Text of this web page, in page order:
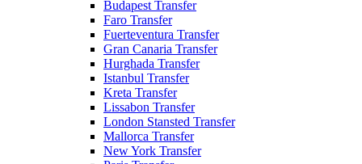
Budapest Transfer
Faro Transfer
Fuerteventura Transfer
Gran Canaria Transfer
Hurghada Transfer
Istanbul Transfer
Kreta Transfer
Lissabon Transfer
London Stansted Transfer
Mallorca Transfer
New York Transfer